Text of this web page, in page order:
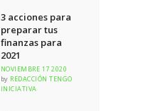
3 acciones para
preparar tus
finanzas para
2021
NOVIEMBRE 17 2020
by REDACCIÓN TENGO
INICIATIVA